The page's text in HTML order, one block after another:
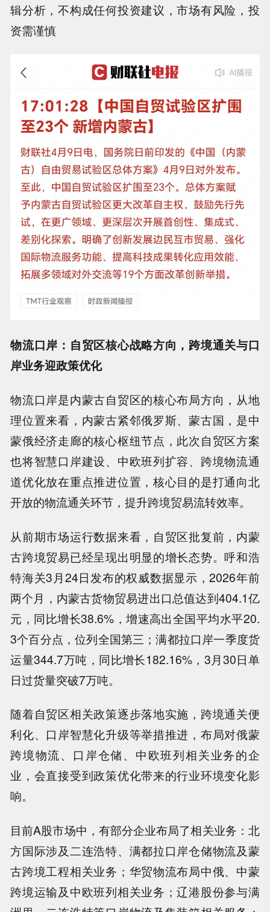
辑分析，不构成任何投资建议，市场有风险，投
资需谨慎
物流口岸：自贸区核心战略方向，跨境通关与口
岸业务迎政策优化
物流口岸是内蒙古自贸区的核心布局方向，从地
理位置来看，内蒙古紧邻俄罗斯、蒙古国，是中
蒙俄经济走廊的核心枢纽节点，此次自贸区方案
也将智慧口岸建设、中欧班列扩容、跨境物流通
道优化放在重点推进位置，核心目的是打通向北
开放的物流通关环节，提升跨境贸易流转效率。
从前期市场运行数据来看，自贸区批复前，内蒙
古跨境贸易已经呈现出明显的增长态势。呼和浩
特海关3月24日发布的权威数据显示，2026年前
两个月，内蒙古货物贸易进出口总值达到404.1亿
元，同比增长38.6%，增速高出全国平均水平20.
3个百分点，位列全国第三；满都拉口岸一季度货
运量344.7万吨，同比增长182.16%，3月30日单
日过货量突破7万吨。
随着自贸区相关政策逐步落地实施，跨境通关便
利化、口岸智慧化升级等举措推进，布局对俄蒙
跨境物流、口岸仓储、中欧班列相关业务的企
业，会直接受到政策优化带来的行业环境变化影
响。
目前A股市场中，有部分企业布局了相关业务：北
方国际涉及二连浩特、满都拉口岸仓储物流及蒙
古跨境工程相关业务；华贸物流布局中俄、中蒙
跨境运输及中欧班列相关业务；辽港股份参与满